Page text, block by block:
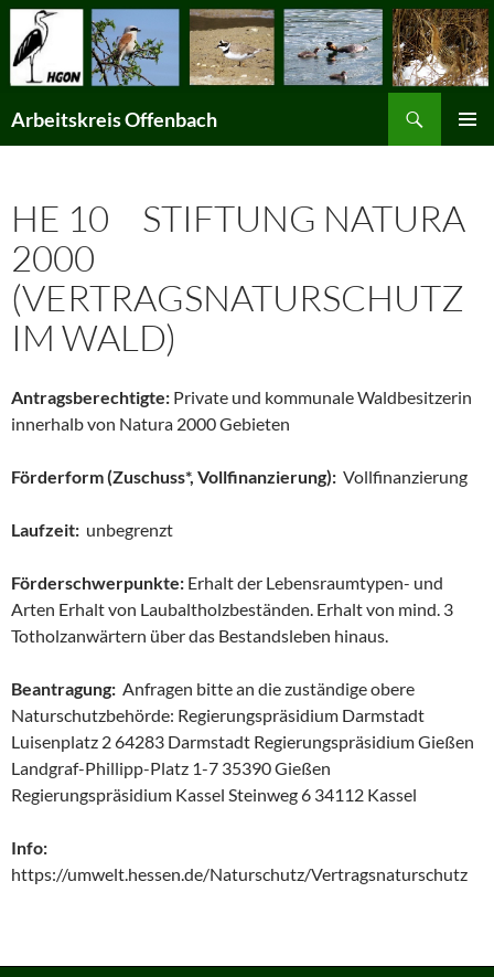
Arbeitskreis Offenbach
HE 10 STIFTUNG NATURA
2000
(VERTRAGSNATURSCHUTZ
IM WALD)
Antragsberechtigte: Private und kommunale Waldbesitzerin
innerhalb von Natura 2000 Gebieten
Förderform (Zuschuss*, Vollfinanzierung): Vollfinanzierung
Laufzeit: unbegrenzt
Förderschwerpunkte: Erhalt der Lebensraumtypen- und
Arten Erhalt von Laubaltholzbeständen. Erhalt von mind. 3
Totholzanwärtern über das Bestandsleben hinaus.
Beantragung: Anfragen bitte an die zuständige obere
Naturschutzbehörde: Regierungspräsidium Darmstadt
Luisenplatz 2 64283 Darmstadt Regierungspräsidium Gießen
Landgraf-Phillipp-Platz 1-7 35390 Gießen
Regierungspräsidium Kassel Steinweg 6 34112 Kassel
Info:
https://umwelt.hessen.de/Naturschutz/Vertragsnaturschutz